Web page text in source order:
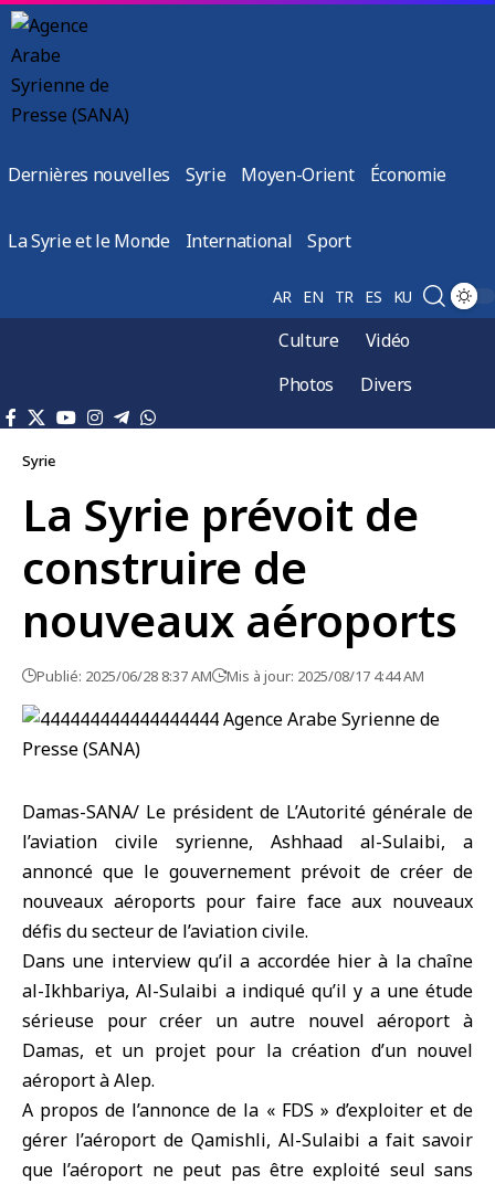
Dernières nouvelles Syrie Moyen-Orient Économie
La Syrie et le Monde International Sport
AR EN TR ES KU
Culture
Vidéo
Photos
Divers
Syrie
La Syrie prévoit de
construire de
nouveaux aéroports
Publié: 2025/06/28 8:37 AM Mis à jour: 2025/08/17 4:44 AM
Damas-SANA/ Le président de L’Autorité générale de
l’aviation civile syrienne, Ashhaad al-Sulaibi, a
annoncé que le gouvernement prévoit de créer de
nouveaux aéroports pour faire face aux nouveaux
défis du secteur de l’aviation civile.
Dans une interview qu’il a accordée hier à la chaîne
al-Ikhbariya, Al-Sulaibi a indiqué qu’il y a une étude
sérieuse pour créer un autre nouvel aéroport à
Damas, et un projet pour la création d’un nouvel
aéroport à Alep.
A propos de l’annonce de la « FDS » d’exploiter et de
gérer l’aéroport de Qamishli, Al-Sulaibi a fait savoir
que l’aéroport ne peut pas être exploité seul sans